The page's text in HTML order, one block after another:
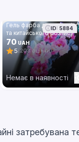
ID: 5884
Гель фарба для
та китайського розпису
Global Fashion, black, 8 мл
01
70 UAH
5(203 оцінки)
Немає в наявності
затребувана